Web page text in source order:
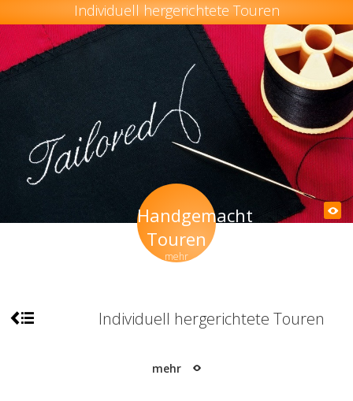
Individuell hergerichtete Touren
Handgemacht
Touren
mehr
Individuell hergerichtete Touren
mehr